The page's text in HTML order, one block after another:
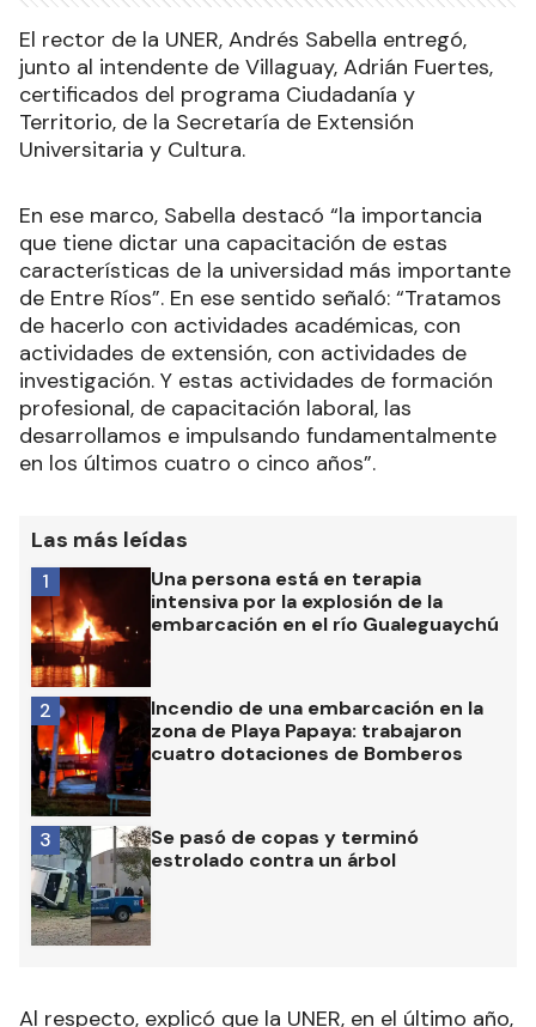
El rector de la UNER, Andrés Sabella entregó,
junto al intendente de Villaguay, Adrián Fuertes,
certificados del programa Ciudadanía y
Territorio, de la Secretaría de Extensión
Universitaria y Cultura.
En ese marco, Sabella destacó “la importancia
que tiene dictar una capacitación de estas
características de la universidad más importante
de Entre Ríos”. En ese sentido señaló: “Tratamos
de hacerlo con actividades académicas, con
actividades de extensión, con actividades de
investigación. Y estas actividades de formación
profesional, de capacitación laboral, las
desarrollamos e impulsando fundamentalmente
en los últimos cuatro o cinco años”.
Las más leídas
Una persona está en terapia
intensiva por la explosión de la
embarcación en el río Gualeguaychú
1
Incendio de una embarcación en la
zona de Playa Papaya: trabajaron
cuatro dotaciones de Bomberos
2
Se pasó de copas y terminó
estrolado contra un árbol
3
Al respecto, explicó que la UNER, en el último año,